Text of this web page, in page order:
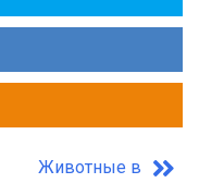
Животные в